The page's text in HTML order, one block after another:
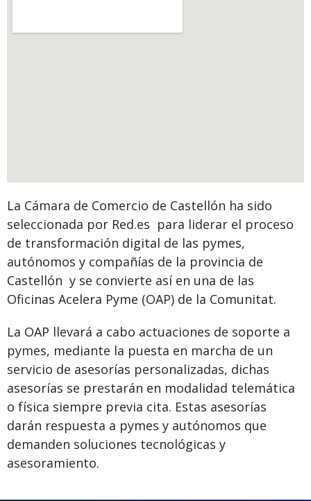
La Cámara de Comercio de Castellón ha sido
seleccionada por Red.es para liderar el proceso
de transformación digital de las pymes,
autónomos y compañías de la provincia de
Castellón y se convierte así en una de las
Oficinas Acelera Pyme (OAP) de la Comunitat.
La OAP llevará a cabo actuaciones de soporte a
pymes, mediante la puesta en marcha de un
servicio de asesorías personalizadas, dichas
asesorías se prestarán en modalidad telemática
o física siempre previa cita. Estas asesorías
darán respuesta a pymes y autónomos que
demanden soluciones tecnológicas y
asesoramiento.